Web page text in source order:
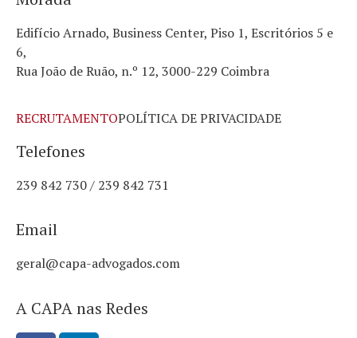
Edifício Arnado, Business Center, Piso 1, Escritórios 5 e
6,
Rua João de Ruão, n.º 12, 3000-229 Coimbra
RECRUTAMENTOPOLÍTICA DE PRIVACIDADE
Telefones
239 842 730 / 239 842 731
Email
geral@capa-advogados.com
A CAPA nas Redes